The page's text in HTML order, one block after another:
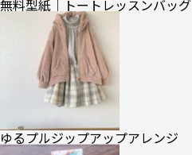
無料型紙｜トートレッスンバッグ
ゆるプルジップアップアレンジ